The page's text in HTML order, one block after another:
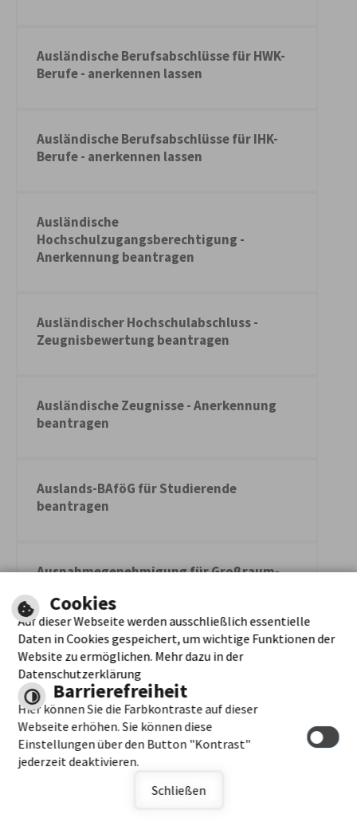
Ausländische Berufsabschlüsse für HWK-
Berufe - anerkennen lassen
Ausländische Berufsabschlüsse für IHK-
Berufe - anerkennen lassen
Ausländische
Hochschulzugangsberechtigung -
Anerkennung beantragen
Ausländischer Hochschulabschluss -
Zeugnisbewertung beantragen
Ausländische Zeugnisse - Anerkennung
beantragen
Auslands-BAföG für Studierende
beantragen
Ausnahmegenehmigung für Großraum-
grenzüberschreitende Verkehre,
Fahrzeuge oder Fahrzeugkombinationen
nach § 70 StVZO beantragen
Ausnahmegenehmigung für land- oder
forstwirtschaftliche Fahrzeuge (z.B.
Ackerschlepper, Rückezüge), ihre
Anhänger, Arbeitsmaschinen (z.B.
Sonderfahrzeuge nach § 70 StVZO
Cookies
Auf dieser Webseite werden ausschließlich essentielle
Daten in Cookies gespeichert, um wichtige Funktionen der
Website zu ermöglichen. Mehr dazu in der
Datenschutzerklärung
Barrierefreiheit
Hier können Sie die Farbkontraste auf dieser
Webseite erhöhen. Sie können diese
Einstellungen über den Button "Kontrast"
jederzeit deaktivieren.
Schließen